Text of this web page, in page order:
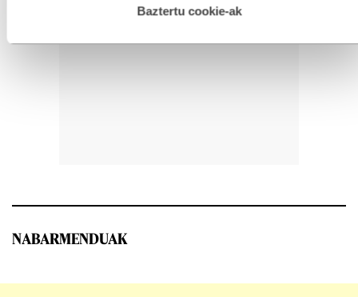
esplizitua ematen diguzu.Gehiago irakurri
Baztertu cookie-ak
NABARMENDUAK